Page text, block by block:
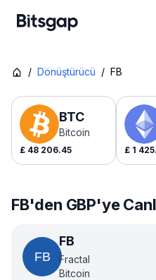
/ Dönüştürücü / FB
BTC
Bitcoin
£ 48 206.45 £ 1
FB'den GBP'ye
FB
Fractal
Bitcoin